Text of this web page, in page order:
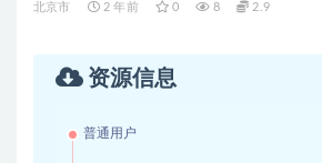
北京市 2 年前 0 8 2.9
资源信息
普通用户